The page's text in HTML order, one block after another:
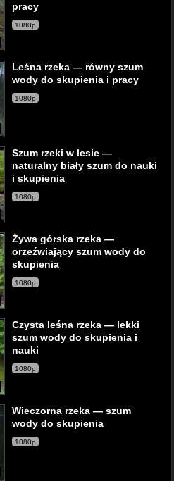
pracy
1080p
Leśna rzeka — równy szum
wody do skupienia i pracy
1080p
Szum rzeki w lesie —
naturalny biały szum do nauki
i skupienia
1080p
Żywa górska rzeka —
orzeźwiający szum wody do
skupienia
1080p
Czysta leśna rzeka — lekki
szum wody do skupienia i
nauki
1080p
Wieczorna rzeka — szum
wody do skupienia
1080p